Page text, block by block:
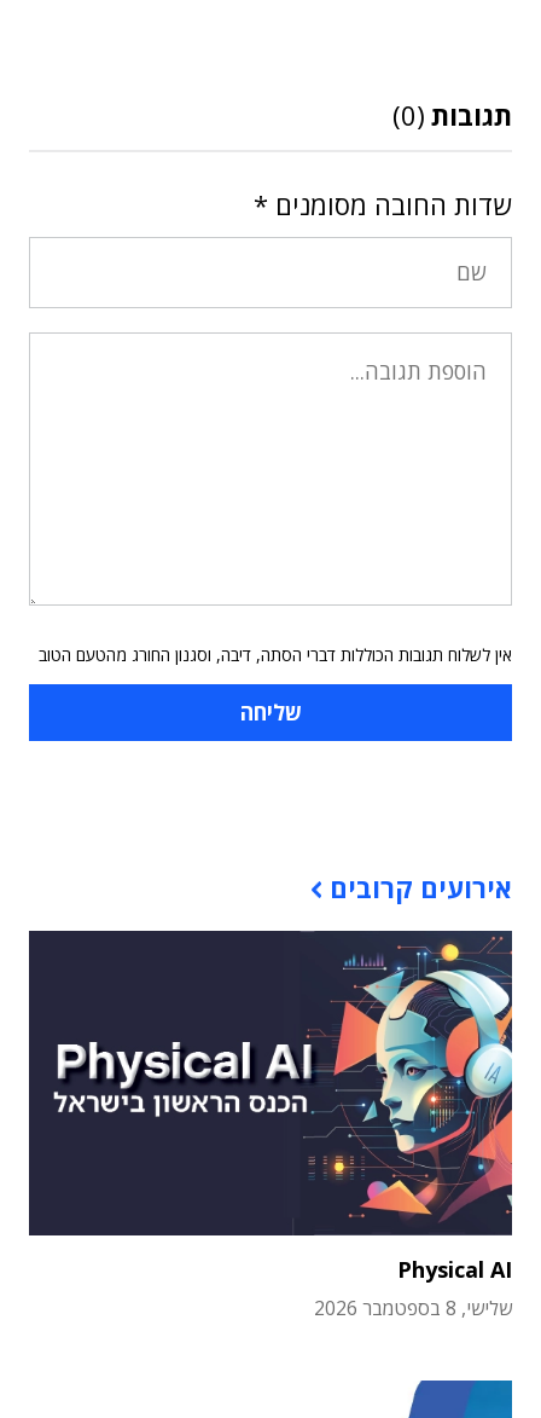
תגובות (0)
שדות החובה מסומנים *
אין לשלוח תגובות הכוללות דברי הסתה, דיבה, וסגנון החורג מהטעם הטוב
אירועים קרובים
Physical AI
שלישי, 8 בספטמבר 2026